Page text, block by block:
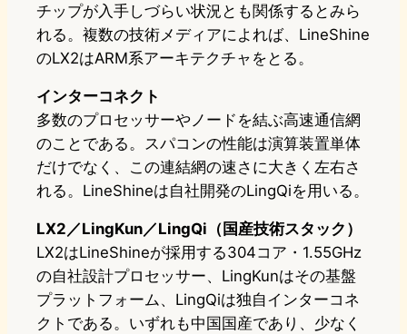
チップが入手しづらい状況とも関係するとみら
れる。複数の技術メディアによれば、LineShine
のLX2はARM系アーキテクチャをとる。
インターコネクト
多数のプロセッサーやノードを結ぶ高速通信網
のことである。スパコンの性能は演算装置単体
だけでなく、この連結網の速さに大きく左右さ
れる。LineShineは自社開発のLingQiを用いる。
LX2／LingKun／LingQi（国産技術スタック）
LX2はLineShineが採用する304コア・1.55GHz
の自社設計プロセッサー、LingKunはその基盤
プラットフォーム、LingQiは独自インターコネ
クトである。いずれも中国国産であり、少なく